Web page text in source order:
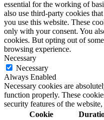
essential for the working of
also use third-party cookies
you use this website. These
only with your consent. You
cookies. But opting out of
browsing experience.
Necessary
Necessary
Always Enabled
Necessary cookies are
function properly. These
security features of the
Cookie